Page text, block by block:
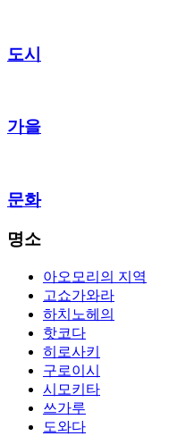
도시
가을
문화
명소
아오모리의 지역
고쇼가와라
하치노헤의
핫코다
히로사키
구로이시
시모키타
쓰가루
도와다